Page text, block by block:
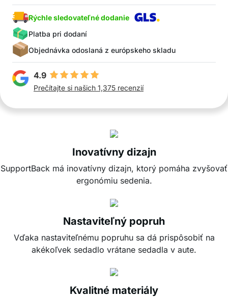
Rýchle sledovateľné dodanie
Platba pri dodaní
Objednávka odoslaná z európskeho skladu
4.9
Prečítajte si našich 1,375 recenzií
Inovatívny dizajn
SupportBack má inovatívny dizajn, ktorý pomáha zvyšovať
ergonómiu sedenia.
Nastaviteľný popruh
Vďaka nastaviteľnému popruhu sa dá prispôsobiť na
akékoľvek sedadlo vrátane sedadla v aute.
Kvalitné materiály